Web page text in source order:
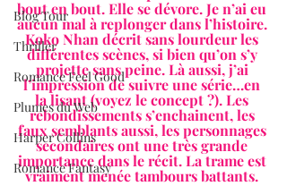
Blog Tour
Thriller
Romance Feel Good
Plumes du Web
Harper Collins
Romance Fantasy
bout en bout. Elle se dévore. Je n’ai eu
aucun mal à replonger dans l’histoire.
Koko Nhan décrit sans lourdeur les
différentes scènes, si bien qu’on s’y
projette sans peine. Là aussi, j’ai
l’impression de suivre une série…en
la lisant (voyez le concept ?). Les
rebondissements s’enchainent, les
faux semblants aussi, les personnages
secondaires ont une très grande
importance dans le récit. La trame est
vraiment menée tambours battants.